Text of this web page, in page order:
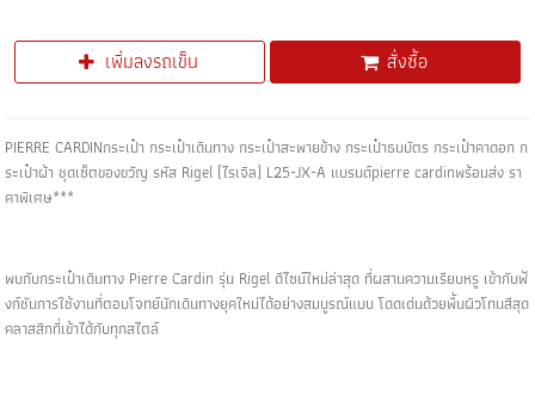
เพิ่มลงรถเข็น สั่งซื้อ
PIERRE CARDINกระเป๋า กระเป๋าเดินทาง กระเป๋าสะพายข้าง กระเป๋าธนบัตร กระเป๋าคาดอก ก
ระเป๋าผ้า ชุดเซ็ตของขวัญ รหัส Rigel (ไรเจิล) L25-JX-A แบรนด์pierre cardinพร้อมส่ง รา
คาพิเศษ***
พบกับกระเป๋าเดินทาง Pierre Cardin รุ่น Rigel ดีไซน์ใหม่ล่าสุด ที่ผสานความเรียบหรู เข้ากับฟั
งก์ชันการใช้งานที่ตอบโจทย์นักเดินทางยุคใหม่ได้อย่างสมบูรณ์แบบ โดดเด่นด้วยพื้นผิวโทนสีสุด
คลาสสิกที่เข้าได้กับทุกสไตล์